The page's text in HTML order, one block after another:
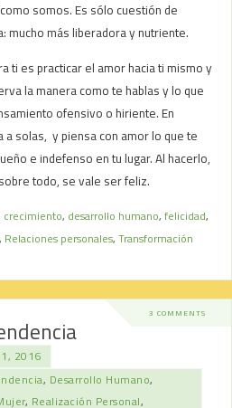
somos. Es sólo cuestión de
mucho más liberadora y nutriente.
ti es practicar el amor hacia ti mismo y
la manera como te hablas y lo que
ofensivo o hiriente. En
a solas, y piensa con amor lo que te
e indefenso en tu lugar. Al hacerlo,
todo, se vale ser feliz.
crecimiento, desarrollo humano,felicidad,
, Relaciones personales,Transformación
3 COMMENTS
2016
, Desarrollo Humano,
, Realización Personal,